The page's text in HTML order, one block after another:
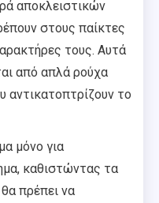
αποκλειστικών
στους παίκτες
τους. Αυτά
από απλά ρούχα
αντικατοπτρίζουν το
μόνο για
καθιστώντας τα
πρέπει να